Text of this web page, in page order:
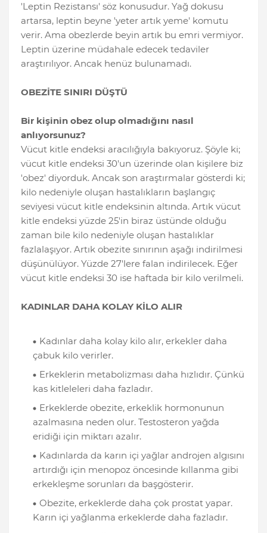
'Leptin Rezistansı' söz konusudur. Yağ dokusu
artarsa, leptin beyne 'yeter artık yeme' komutu
verir. Ama obezlerde beyin artık bu emri vermiyor.
Leptin üzerine müdahale edecek tedaviler
araştırılıyor. Ancak henüz bulunamadı.
OBEZİTE SINIRI DÜŞTÜ
Bir kişinin obez olup olmadığını nasıl
anlıyorsunuz?
Vücut kitle endeksi aracılığıyla bakıyoruz. Şöyle ki;
vücut kitle endeksi 30'un üzerinde olan kişilere biz
'obez' diyorduk. Ancak son araştırmalar gösterdi ki;
kilo nedeniyle oluşan hastalıkların başlangıç
seviyesi vücut kitle endeksinin altında. Artık vücut
kitle endeksi yüzde 25'in biraz üstünde olduğu
zaman bile kilo nedeniyle oluşan hastalıklar
fazlalaşıyor. Artık obezite sınırının aşağı indirilmesi
düşünülüyor. Yüzde 27'lere falan indirilecek. Eğer
vücut kitle endeksi 30 ise haftada bir kilo verilmeli.
KADINLAR DAHA KOLAY KİLO ALIR
Kadınlar daha kolay kilo alır, erkekler daha
çabuk kilo verirler.
Erkeklerin metabolizması daha hızlıdır. Çünkü
kas kitleleleri daha fazladır.
Erkeklerde obezite, erkeklik hormonunun
azalmasına neden olur. Testosteron yağda
eridiği için miktarı azalır.
Kadınlarda da karın içi yağlar androjen algısını
artırdığı için menopoz öncesinde kıllanma gibi
erkekleşme sorunları da başgösterir.
Obezite, erkeklerde daha çok prostat yapar.
Karın içi yağlanma erkeklerde daha fazladır.